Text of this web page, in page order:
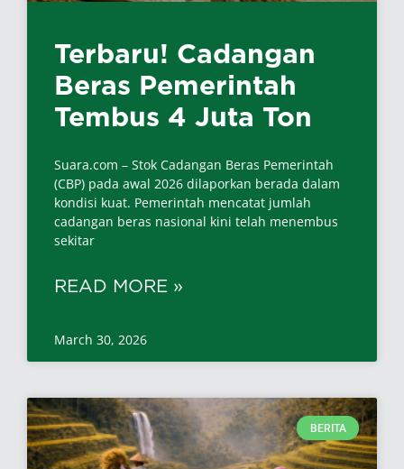
Terbaru! Cadangan
Beras Pemerintah
Tembus 4 Juta Ton
Suara.com – Stok Cadangan Beras Pemerintah
(CBP) pada awal 2026 dilaporkan berada dalam
kondisi kuat. Pemerintah mencatat jumlah
cadangan beras nasional kini telah menembus
sekitar
READ MORE »
March 30, 2026
BERITA